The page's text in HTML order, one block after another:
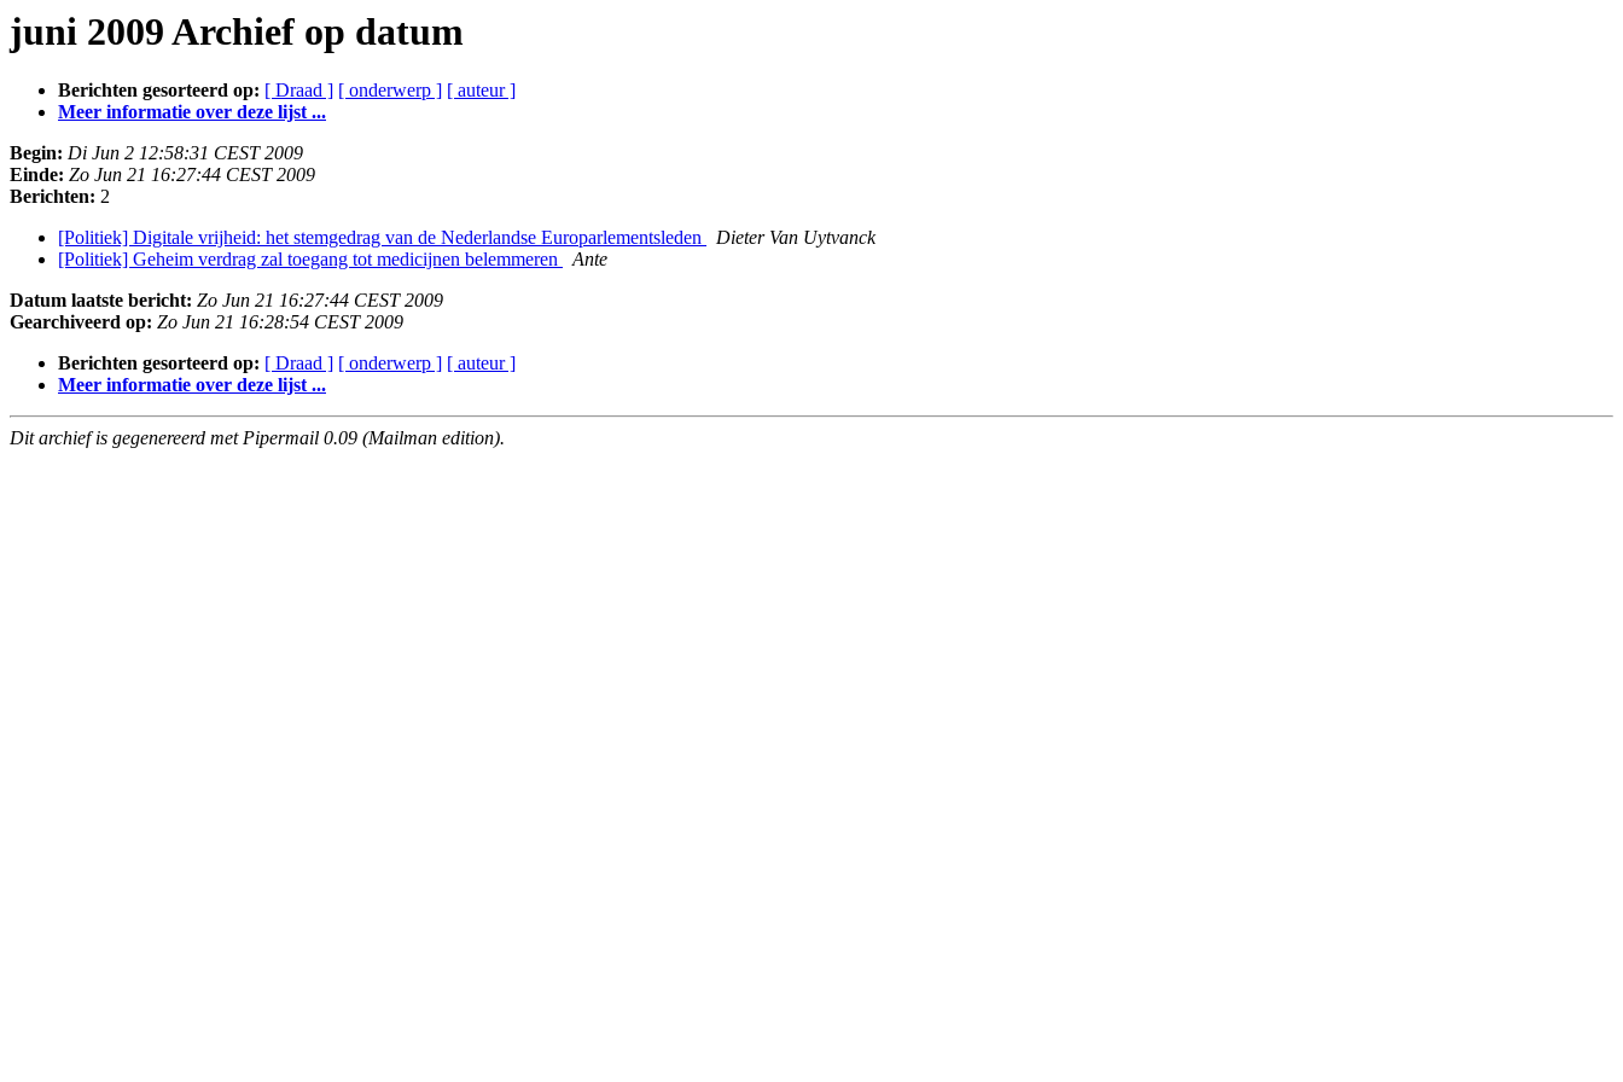
juni 2009 Archief op datum
Berichten gesorteerd op: [ Draad ] [ onderwerp ] [ auteur ]
Meer informatie over deze lijst ...
Begin: Di Jun 2 12:58:31 CEST 2009
Einde: Zo Jun 21 16:27:44 CEST 2009
Berichten: 2
[Politiek] Digitale vrijheid: het stemgedrag van de Nederlandse Europarlementsleden
Dieter Van Uytvanck
[Politiek] Geheim verdrag zal toegang tot medicijnen belemmeren
Ante
Datum laatste bericht: Zo Jun 21 16:27:44 CEST 2009
Gearchiveerd op: Zo Jun 21 16:28:54 CEST 2009
Berichten gesorteerd op: [ Draad ] [ onderwerp ] [ auteur ]
Meer informatie over deze lijst ...
Dit archief is gegenereerd met Pipermail 0.09 (Mailman edition).